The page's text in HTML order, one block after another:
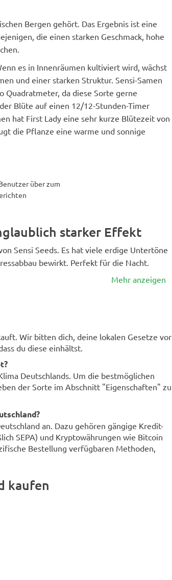
Bergen gehört. Das Ergebnis ist eine
die einen starken Geschmack, hohe
es in Innenräumen kultiviert wird, wächst
und einer starken Struktur. Sensi-Samen
Quadratmeter, da diese Sorte gerne
Blüte auf einen 12/12-Stunden-Timer
hat First Lady eine sehr kurze Blütezeit von
die Pflanze eine warme und sonnige
über zum
starker Effekt
Sensi Seeds. Es hat viele erdige Untertöne
bewirkt. Perfekt für die Nacht.
Mehr anzeigen
Wir bitten dich, deine lokalen Gesetze vor
du diese einhältst.
Deutschlands. Um die bestmöglichen
der Sorte im Abschnitt "Eigenschaften" zu
an. Dazu gehören gängige Kredit-
SEPA) und Kryptowährungen wie Bitcoin
Bestellung verfügbaren Methoden,
kaufen